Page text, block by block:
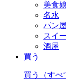
美食娘
名水
パン
スイ
酒屋
買う
買う （すべ